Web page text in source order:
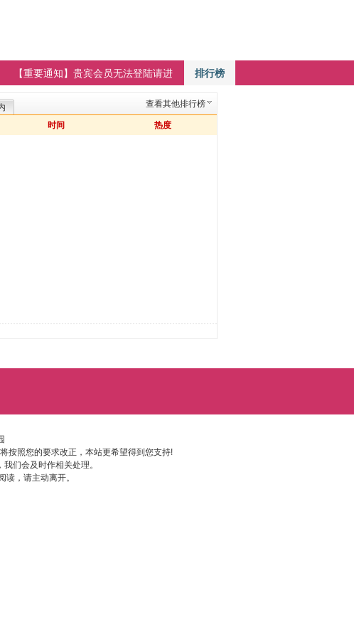
【重要通知】贵宾会员无法登陆请进 排行榜
查看其他排行榜
时间 热度
按照您的要求改正，本站更希望得到您支持!
们会及时作相关处理。
，请主动离开。